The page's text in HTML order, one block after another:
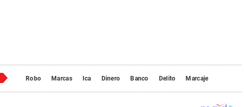
Robo Marcas Ica Dinero Banco Delito Marcaje